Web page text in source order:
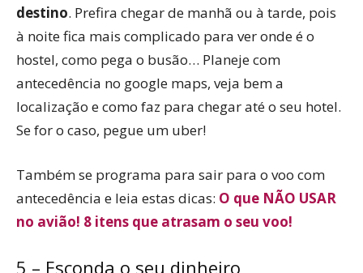
destino. Prefira chegar de manhã ou à tarde, pois
à noite fica mais complicado para ver onde é o
hostel, como pega o busão… Planeje com
antecedência no google maps, veja bem a
localização e como faz para chegar até o seu hotel.
Se for o caso, pegue um uber!
Também se programa para sair para o voo com
antecedência e leia estas dicas: O que NÃO USAR
no avião! 8 itens que atrasam o seu voo!
5 – Esconda o seu dinheiro